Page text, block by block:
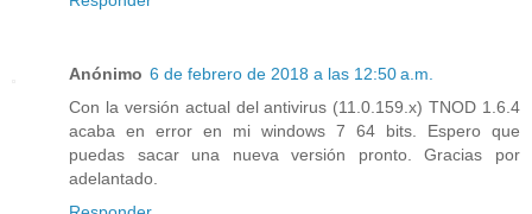
Anónimo 6 de febrero de 2018 a las 12:50 a.m.
Con la versión actual del antivirus (11.0.159.x) TNOD 1.6.4
acaba en error en mi windows 7 64 bits. Espero que
puedas sacar una nueva versión pronto. Gracias por
adelantado.